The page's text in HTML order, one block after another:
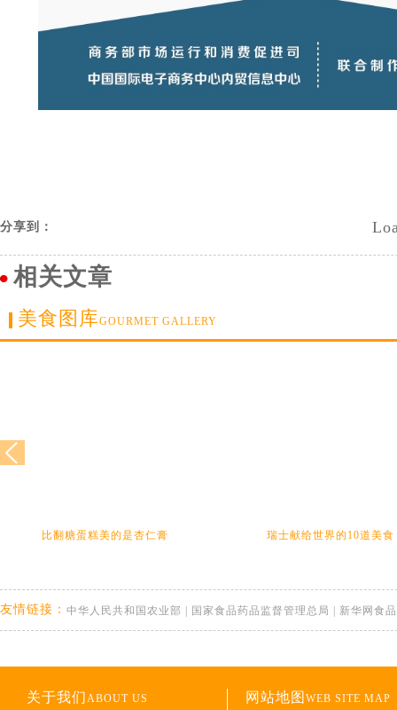
分享到：
相关文章
美食图库GOURMET GALLERY
比翻糖蛋糕美的是杏仁膏 瑞士献给世界的10道美食
友情链接： 中华人民共和国农业部 国家食品药品监督管理总局 新华网食品
关于我们ABOUT US 网站地图 WEB SITE MAP